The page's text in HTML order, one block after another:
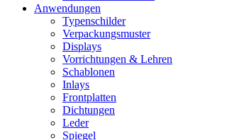
Anwendungen
Typenschilder
Verpackungsmuster
Displays
Vorrichtungen & Lehren
Schablonen
Inlays
Frontplatten
Dichtungen
Leder
Spiegel